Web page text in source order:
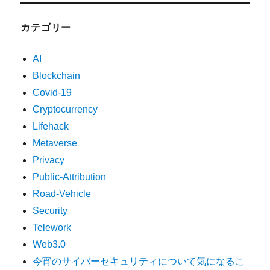
カテゴリー
AI
Blockchain
Covid-19
Cryptocurrency
Lifehack
Metaverse
Privacy
Public-Attribution
Road-Vehicle
Security
Telework
Web3.0
今宵のサイバーセキュリティについて気になるこ